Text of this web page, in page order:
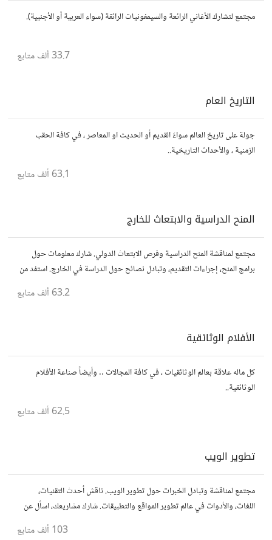
مجتمع لتشارك الأغاني الرائعة والسيمفونيات الرائقة (سواء العربية أو الأجنبية).
33.7 ألف متابع
التاريخ العام
جولة على تاريخ العالم سواءً القديم أو الحديث او المعاصر ، في كافة الحقب
الزمنية ، والأحداث التاريخية..
63.1 ألف متابع
المنح الدراسية والابتعاث للخارج
مجتمع لمناقشة المنح الدراسية وفرص الابتعاث الدولي. شارك معلومات حول
برامج المنح، إجراءات التقديم، وتبادل نصائح حول الدراسة في الخارج. استفد من
63.2 ألف متابع
الأفلام الوثائقية
كل ماله علاقة بعالم الوثائقيات ، في كافة المجالات .. وأيضاً صناعة الأفلام
الوثائقية..
62.5 ألف متابع
تطوير الويب
مجتمع لمناقشة وتبادل الخبرات حول تطوير الويب. ناقش أحدث التقنيات،
اللغات، والأدوات في عالم تطوير المواقع والتطبيقات. شارك مشاريعك، اسأل عن
103 ألف متابع